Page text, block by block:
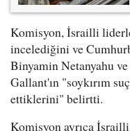
Komisyon, İsrailli
incelediğini ve
Binyamin Netanyahu
Gallant'ın "soykırım
ettiklerini" belirtti.
Komisyon ayrıca